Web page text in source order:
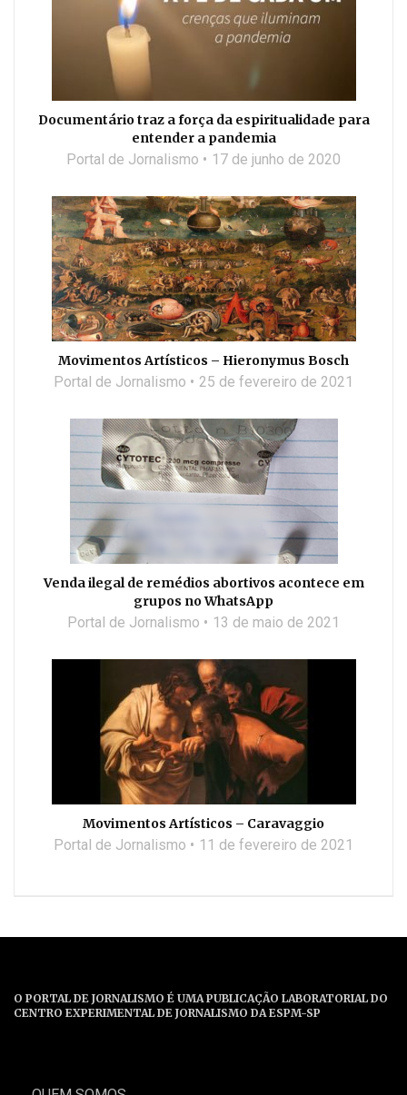
Documentário traz a força da espiritualidade para
entender a pandemia
Portal de Jornalismo 17 de junho de 2020
Movimentos Artísticos – Hieronymus Bosch
Portal de Jornalismo 25 de fevereiro de 2021
Venda ilegal de remédios abortivos acontece em
grupos no WhatsApp
Portal de Jornalismo 13 de maio de 2021
Movimentos Artísticos – Caravaggio
Portal de Jornalismo 11 de fevereiro de 2021
O PORTAL DE JORNALISMO É UMA PUBLICAÇÃO LABORATORIAL DO
CENTRO EXPERIMENTAL DE JORNALISMO DA ESPM-SP